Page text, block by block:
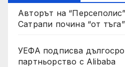
Авторът на
Сатрапи почина “от
УЕФА подписва
партньорство с Alibaba